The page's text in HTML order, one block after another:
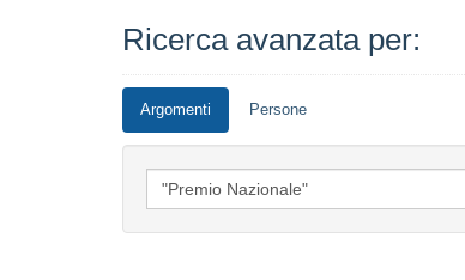
Ricerca avanzata per:
Argomenti Persone